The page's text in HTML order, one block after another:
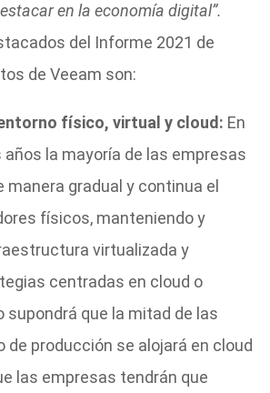
en la economía digital”.
del Informe 2021 de
de Veeam son:
físico, virtual y cloud: En
años la mayoría de las empresas
manera gradual y continua el
físicos, manteniendo y
virtualizada y
centradas en cloud o
supondrá que la mitad de las
de producción se alojará en cloud
las empresas tendrán que